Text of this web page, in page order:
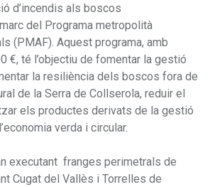
d’incendis als boscos
del Programa metropolità
(PMAF). Aquest programa, amb
€, té l’objectiu de fomentar la gestió
la resiliència dels boscos fora de
de la Serra de Collserola, reduir el
els productes derivats de la gestió
verda i circular.
executant franges perimetrals de
Cugat del Vallès i Torrelles de